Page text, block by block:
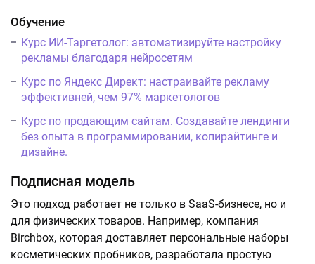
Обучение
Курс ИИ-Таргетолог: автоматизируйте настройку
рекламы благодаря нейросетям
Курс по Яндекс Директ: настраивайте рекламу
эффективней, чем 97% маркетологов
Курс по продающим сайтам. Создавайте лендинги
без опыта в программировании, копирайтинге и
дизайне.
Подписная модель
Это подход работает не только в SaaS-бизнесе, но и
для физических товаров. Например, компания
Birchbox, которая доставляет персональные наборы
косметических пробников, разработала простую